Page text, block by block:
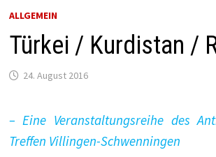
ALLGEMEIN
Türkei / Kurdistan /
24. August 2016
– Eine Veranstaltungsreihe des
Treffen Villingen-Schwenningen